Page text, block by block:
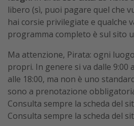
libero (sì, puoi pagare quel che
hai corsie privilegiate e qualche
programma completo è sul sito
Ma attenzione, Pirata: ogni
propri. In genere si va dalle 9:00
alle 18:00, ma non è uno
sono a prenotazione
Consulta sempre la scheda del
Consulta sempre la scheda del